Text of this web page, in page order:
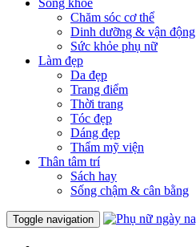
Sống khỏe
Chăm sóc cơ thể
Dinh dưỡng & vận động
Sức khỏe phụ nữ
Làm đẹp
Da đẹp
Trang điểm
Thời trang
Tóc đẹp
Dáng đẹp
Thẩm mỹ viện
Thân tâm trí
Sách hay
Sống chậm & cân bằng
Toggle navigation